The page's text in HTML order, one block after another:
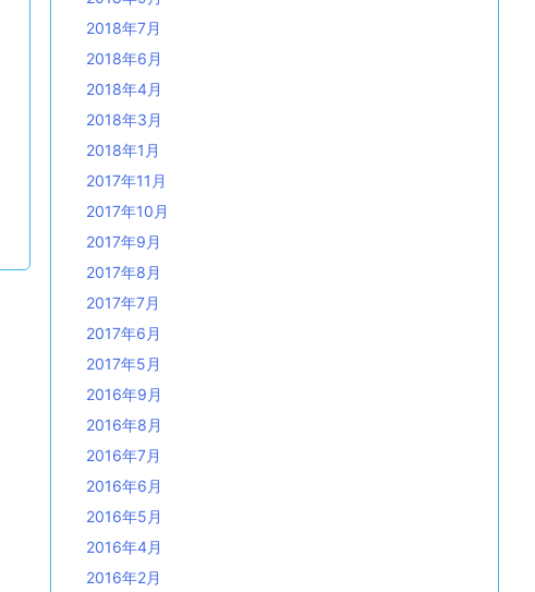
2018年7月
2018年6月
2018年4月
2018年3月
2018年1月
2017年11月
2017年10月
2017年9月
2017年8月
2017年7月
2017年6月
2017年5月
2016年9月
2016年8月
2016年7月
2016年6月
2016年5月
2016年4月
2016年2月